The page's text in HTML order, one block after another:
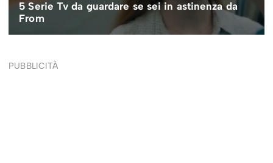
PUBBLICITÀ